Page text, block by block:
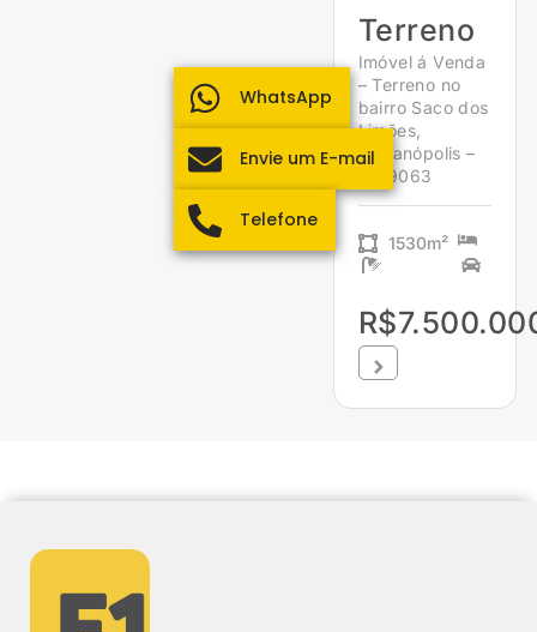
Terreno
Imóvel á Venda
– Terreno no
bairro Saco dos
Limões,
Florianópolis –
1959063
1530m²
WhatsApp
Envie um E-mail
Telefone